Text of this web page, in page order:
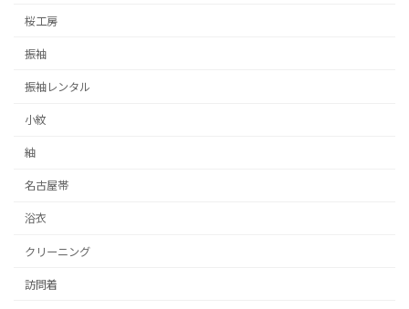
桜工房
振袖
振袖レンタル
小紋
紬
名古屋帯
浴衣
クリーニング
訪問着